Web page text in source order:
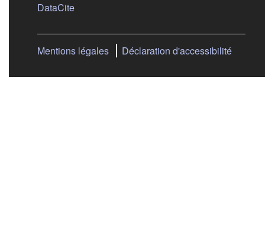
DataCite(s'ouvre dans un nouvel onglet)
Mentions légales Déclaration d'accessibilité